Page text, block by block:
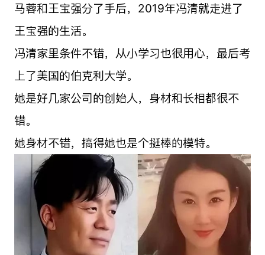
马蓉和王宝强分了手后，2019年冯清就走进了
王宝强的生活。
冯清家里条件不错，从小学习也很用心，最后考
上了美国的伯克利大学。
她是好几家公司的创始人，身材和长相都很不
错。
她身材不错，搞得她也是个挺棒的模特。